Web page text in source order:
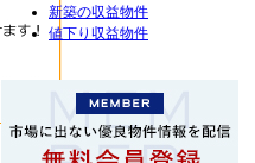
新築の収益物件
値下り収益物件